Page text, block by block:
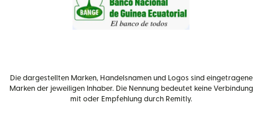
Die dargestellten Marken, Handelsnamen und Logos sind eingetragene
Marken der jeweiligen Inhaber. Die Nennung bedeutet keine Verbindung
mit oder Empfehlung durch Remitly.